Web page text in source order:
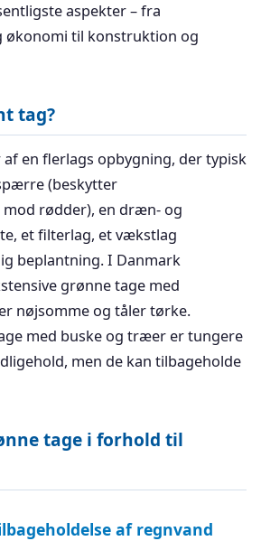
aspekter – fra
økonomi til konstruktion og
tag?
en flerlags opbygning, der typisk
(beskytter
rødder), en dræn- og
et filterlag, et vækstlag
beplantning. I Danmark
grønne tage med
nøjsomme og tåler tørke.
med buske og træer er tungere
men de kan tilbageholde
tage i forhold til
af regnvand